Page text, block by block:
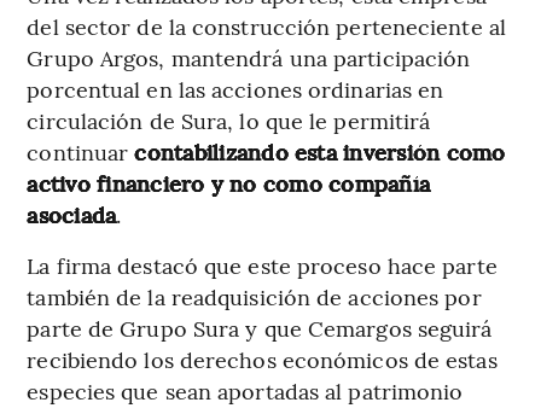
del sector de la construcción perteneciente al
Grupo Argos, mantendrá una participación
porcentual en las acciones ordinarias en
circulación de Sura, lo que le permitirá
continuarcontabilizando esta inversión como
activo financiero y no como compañía
asociada.
La firma destacó que este proceso hace parte
también de la readquisición de acciones por
parte de Grupo Sura y que Cemargos seguirá
recibiendo los derechos económicos de estas
especies que sean aportadas al patrimonio